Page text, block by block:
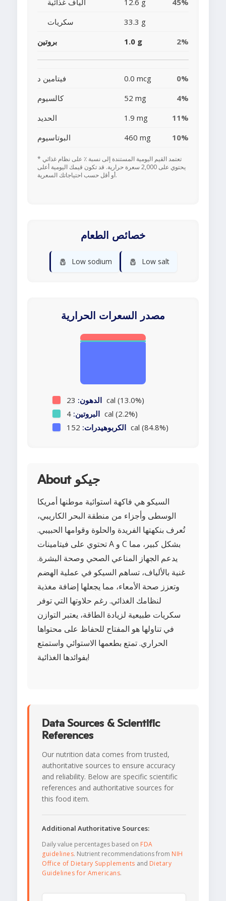
ألياف غذائية 12.6 g
45%
سكريات
33.3 g
بروتين
1.0 g 2%
فيتامين د 0.0 mcg
0%
كالسيوم
52 mg
4%
الحديد
1.9 mg
11%
البوتاسيوم
460 mg 10%
* تعتمد القيم اليومية المستندة إلى نسبة ٪ على نظام غذائي
يحتوي على 2,000 سعرة حرارية. قد تكون قيمك اليومية أعلى
أو أقل حسب احتياجاتك السعرية.
خصائص الطعام
🧂 Low sodium 🧂 Low salt
مصدر السعرات الحرارية
الدهون: 23 cal (13.0%)
البروتين: 4 cal (2.2%)
الكربوهيدرات: 152 cal (84.8%)
About جيكو
السيكو هي فاكهة استوائية موطنها أمريكا
الوسطى وأجزاء من منطقة البحر الكاريبي،
تُعرف بنكهتها الفريدة والحلوة وقوامها الحبيبي.
تحتوي على فيتامينات A و C بشكل كبير، مما
يدعم الجهاز المناعي الصحي وصحة البشرة.
غنية بالألياف، تساهم السيكو في عملية الهضم
وتعزز صحة الأمعاء، مما يجعلها إضافة مغذية
لنظامك الغذائي. رغم حلاوتها التي توفر
سكريات طبيعية لزيادة الطاقة، يعتبر التوازن
في تناولها هو المفتاح للحفاظ على محتواها
الحراري. تمتع بطعمها الاستوائي واستمتع
بفوائدها الغذائية!
Data Sources & Scientific
References
Our nutrition data comes from trusted,
authoritative sources to ensure accuracy
and reliability. Below are specific scientific
references and authoritative sources for
this food item.
Additional Authoritative Sources:
Daily value percentages based on FDA
guidelines. Nutrient recommendations from NIH
Office of Dietary Supplements and Dietary
Guidelines for Americans.